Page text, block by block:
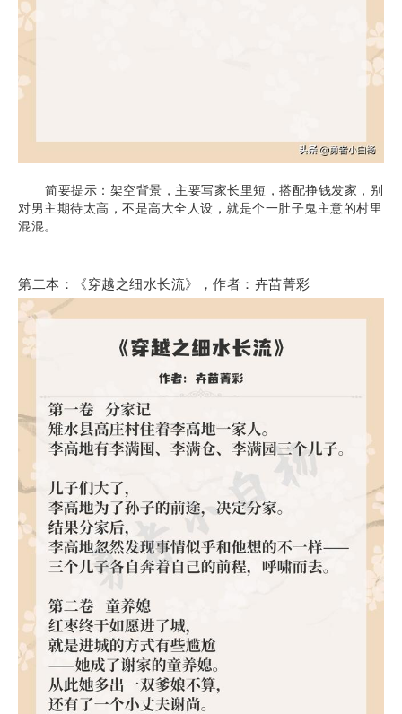
简要提示：架空背景，主要写家长里短，搭配挣钱发家，别
对男主期待太高，不是高大全人设，就是个一肚子鬼主意的村里
混混。
第二本：《穿越之细水长流》，作者：卉苗菁彩